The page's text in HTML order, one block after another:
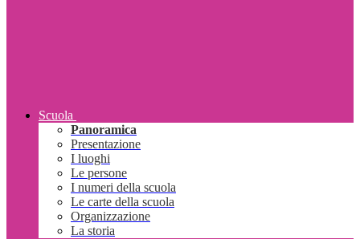
Scuola
Panoramica
Presentazione
I luoghi
Le persone
I numeri della scuola
Le carte della scuola
Organizzazione
La storia